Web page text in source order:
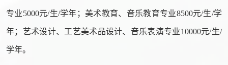
专业5000元/生/学年；美术教育、音乐教育专业8500元/生/学
年；艺术设计、工艺美术品设计、音乐表演专业10000元/生/
学年。